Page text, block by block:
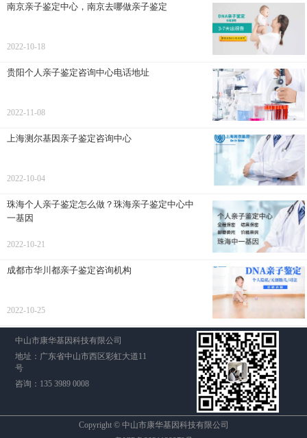
南京亲子鉴定中心，南京去哪做亲子鉴定
2022-10-18
贵阳个人亲子鉴定咨询中心电话地址
2022-11-08
上海测尔基因亲子鉴定咨询中心
2022-10-04
珠海个人亲子鉴定怎么做？珠海亲子鉴定中心中
一基因
2022-10-21
成都市华川都亲子鉴定咨询机构
2022-10-25
中山市康华基因科技有限公司
地址：广东省中山市西区彩虹大道11
号
咨询：135 3989 0008
Copyright © 中山市康华基因科技有限公司